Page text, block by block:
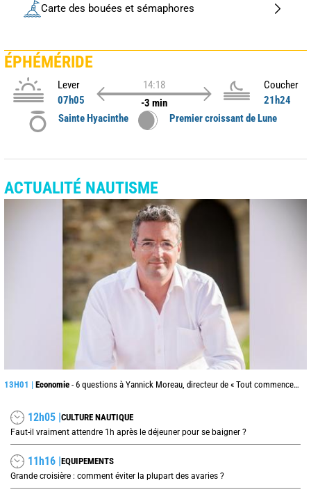
Carte des bouées et sémaphores
ÉPHÉMÉRIDE
Lever
07h05
14:18
-3 min
Coucher
21h24
Sainte Hyacinthe
Premier croissant de Lune
ACTUALITÉ NAUTISME
13H01 | Economie - 6 questions à Yannick Moreau, directeur de « Tout commence en Finistère »
12h05 |CULTURE NAUTIQUE
Faut-il vraiment attendre 1h après le déjeuner pour se baigner ?
11h16 |EQUIPEMENTS
Grande croisière : comment éviter la plupart des avaries ?